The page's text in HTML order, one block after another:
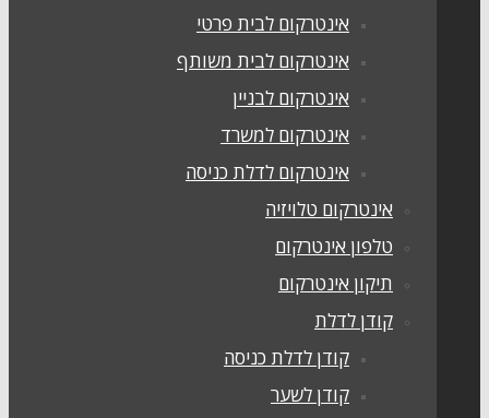
אינטרקום לבית פרטי
אינטרקום לבית משותף
אינטרקום לבניין
אינטרקום למשרד
אינטרקום לדלת כניסה
אינטרקום טלויזיה
טלפון אינטרקום
תיקון אינטרקום
קודן לדלת
קודן לדלת כניסה
קודן לשער